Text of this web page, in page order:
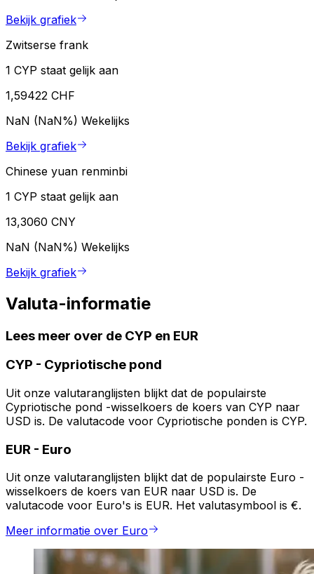
Bekijk grafiek
Zwitserse frank
1 CYP staat gelijk aan
1,59422 CHF
NaN (NaN%) Wekelijks
Bekijk grafiek
Chinese yuan renminbi
1 CYP staat gelijk aan
13,3060 CNY
NaN (NaN%) Wekelijks
Bekijk grafiek
Valuta-informatie
Lees meer over de CYP en EUR
CYP - Cypriotische pond
Uit onze valutaranglijsten blijkt dat de populairste
Cypriotische pond -wisselkoers de koers van CYP naar
USD is. De valutacode voor Cypriotische ponden is CYP.
EUR - Euro
Uit onze valutaranglijsten blijkt dat de populairste Euro -
wisselkoers de koers van EUR naar USD is. De
valutacode voor Euro's is EUR. Het valutasymbool is €.
Meer informatie over Euro